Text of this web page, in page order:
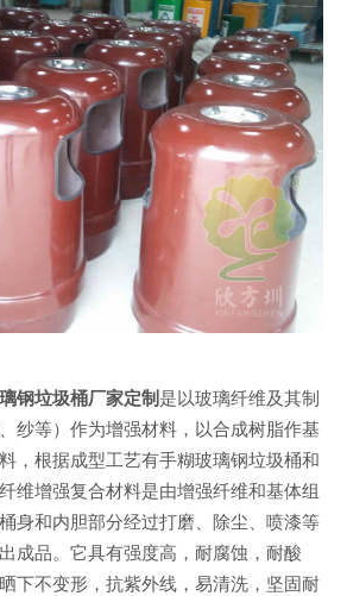
钢垃圾桶厂家定制是以玻璃纤维及其制
纱等）作为增强材料，以合成树脂作基
，根据成型工艺有手糊玻璃钢垃圾桶和
维增强复合材料是由增强纤维和基体组
身和内胆部分经过打磨、除尘、喷漆等
成品。它具有强度高，耐腐蚀，耐酸
下不变形，抗紫外线，易清洗，坚固耐